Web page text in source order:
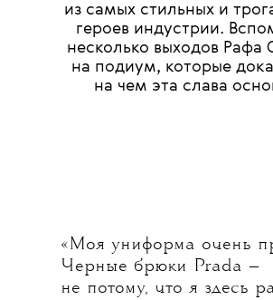
из самых стильных и
героев индустрии.
несколько выходов Рафа
на подиум, которые
на чем эта слава
«Моя униформа очень
Черные брюки Prada —
не потому, что я здесь